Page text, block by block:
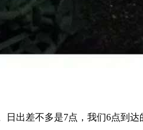
出差不多是7点，我们6点到